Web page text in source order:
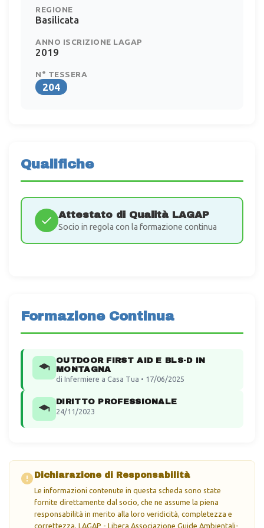
REGIONE
Basilicata
ANNO ISCRIZIONE LAGAP
2019
N° TESSERA
204
Qualifiche
Attestato di Qualità LAGAP
Socio in regola con la formazione continua
Formazione Continua
OUTDOOR FIRST AID E BLS-D IN
MONTAGNA
di Infermiere a Casa Tua • 17/06/2025
DIRITTO PROFESSIONALE
24/11/2023
Dichiarazione di Responsabilità
Le informazioni contenute in questa scheda sono state
fornite direttamente dal socio, che ne assume la piena
responsabilità in merito alla loro veridicità, completezza e
correttezza. LAGAP - Libera Associazione Guide Ambientali-